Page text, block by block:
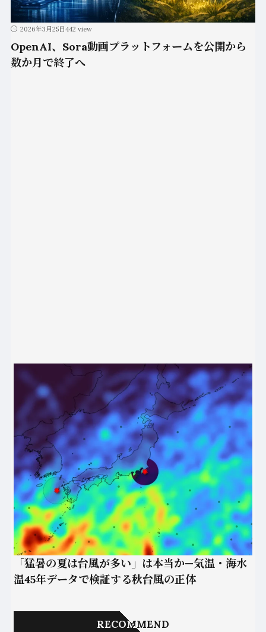
2026年3月25日442 view
OpenAI、Sora動画プラットフォームを公開から
数か月で終了へ
「猛暑の夏は台風が多い」は本当か—気温・海水
温45年データで検証する秋台風の正体
RECOMMEND